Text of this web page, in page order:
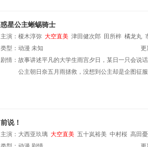
惑星公主蜥蜴骑士
主演： 榎木淳弥 大空直美 津田健次郎 田所梓 橘龙丸
类型： 动漫 未知
更
剧情： 故事讲述平凡的大学生雨宫夕日，某日一只会说
公主朝日奈五月雨拯救，没想到公主却是企图征
前说！
主演： 大西亚玖璃 大空直美 五十岚裕美 中村桜 高田